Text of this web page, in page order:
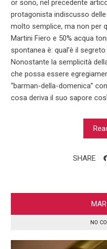
or sono, nel precedente
protagonista indiscusso
molto semplice, ma non per
Martini Fiero e 50% acqua
spontanea è: qual’è il
Nonostante la semplicità
che possa essere
“barman-della-domenica”
cosa deriva il suo sapore
SHARE
MAR
NO